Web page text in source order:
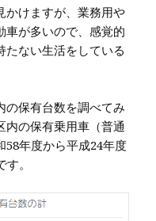
かけますが、業務用や
車が多いので、感覚的
たない生活をしている
の保有台数を調べてみ
内の保有乗用車（普通
58年度から平成24年度
。